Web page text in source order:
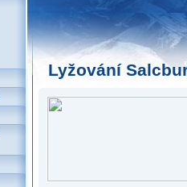
Lyžování